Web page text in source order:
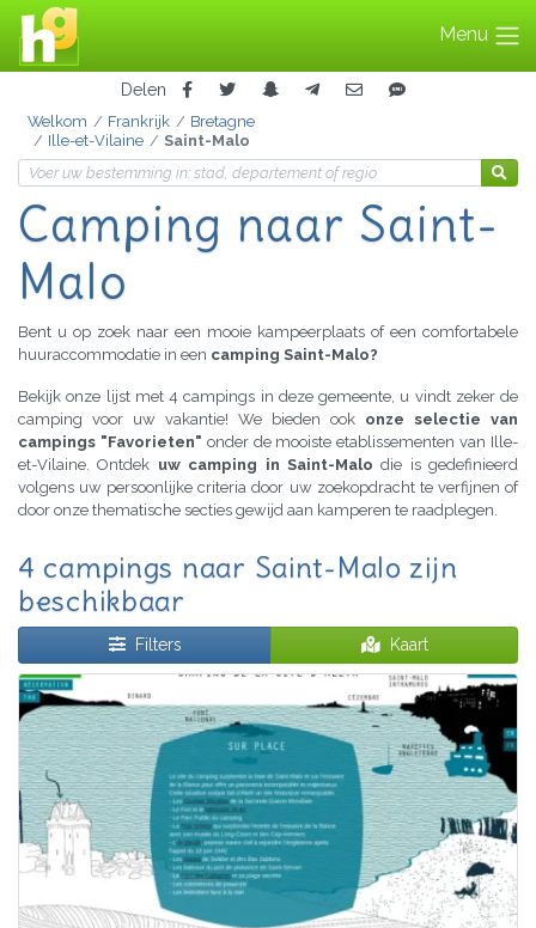
Menu
Delen
Welkom Frankrijk
Bretagne
Ille-et-Vilaine
Saint-Malo
Camping naar Saint-
Malo
Bent u op zoek naar een mooie kampeerplaats of een comfortabele
huuraccommodatie in een camping Saint-Malo?
Bekijk onze lijst met 4 campings in deze gemeente, u vindt zeker de
camping voor uw vakantie! We bieden ook onze selectie van
campings "Favorieten" onder de mooiste etablissementen van Ille-
et-Vilaine. Ontdek uw camping in Saint-Malo die is gedefinieerd
volgens uw persoonlijke criteria door uw zoekopdracht te verfijnen of
door onze thematische secties gewijd aan kamperen te raadplegen.
4 campings naar Saint-Malo zijn
beschikbaar
Filters Kaart